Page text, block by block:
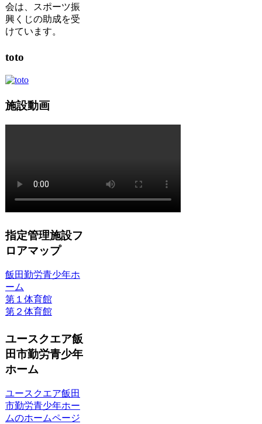
会は、スポーツ振
興くじの助成を受
けています。
toto
施設動画
指定管理施設フ
ロアマップ
飯田勤労青少年ホ
ーム
第１体育館
第２体育館
ユースクエア飯
田市勤労青少年
ホーム
ユースクエア飯田
市勤労青少年ホー
ムのホームページ